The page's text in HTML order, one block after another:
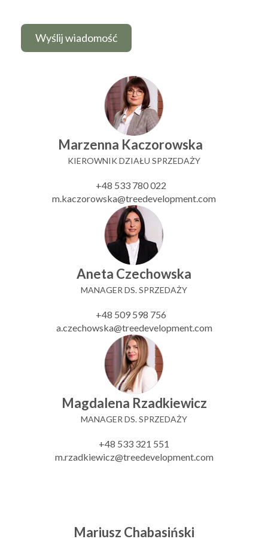
Marzenna Kaczorowska
KIEROWNIK DZIAŁU SPRZEDAŻY
+48 533 780 022
m.kaczorowska@treedevelopment.com
Aneta Czechowska
MANAGER DS. SPRZEDAŻY
+48 509 598 756
a.czechowska@treedevelopment.com
Magdalena Rzadkiewicz
MANAGER DS. SPRZEDAŻY
+48 533 321 551
m.rzadkiewicz@treedevelopment.com
Mariusz Chabasiński